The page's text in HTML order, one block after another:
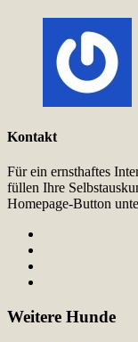
Kontakt
Für ein ernsthaftes
füllen Ihre
Homepage-Button
Weitere Hunde